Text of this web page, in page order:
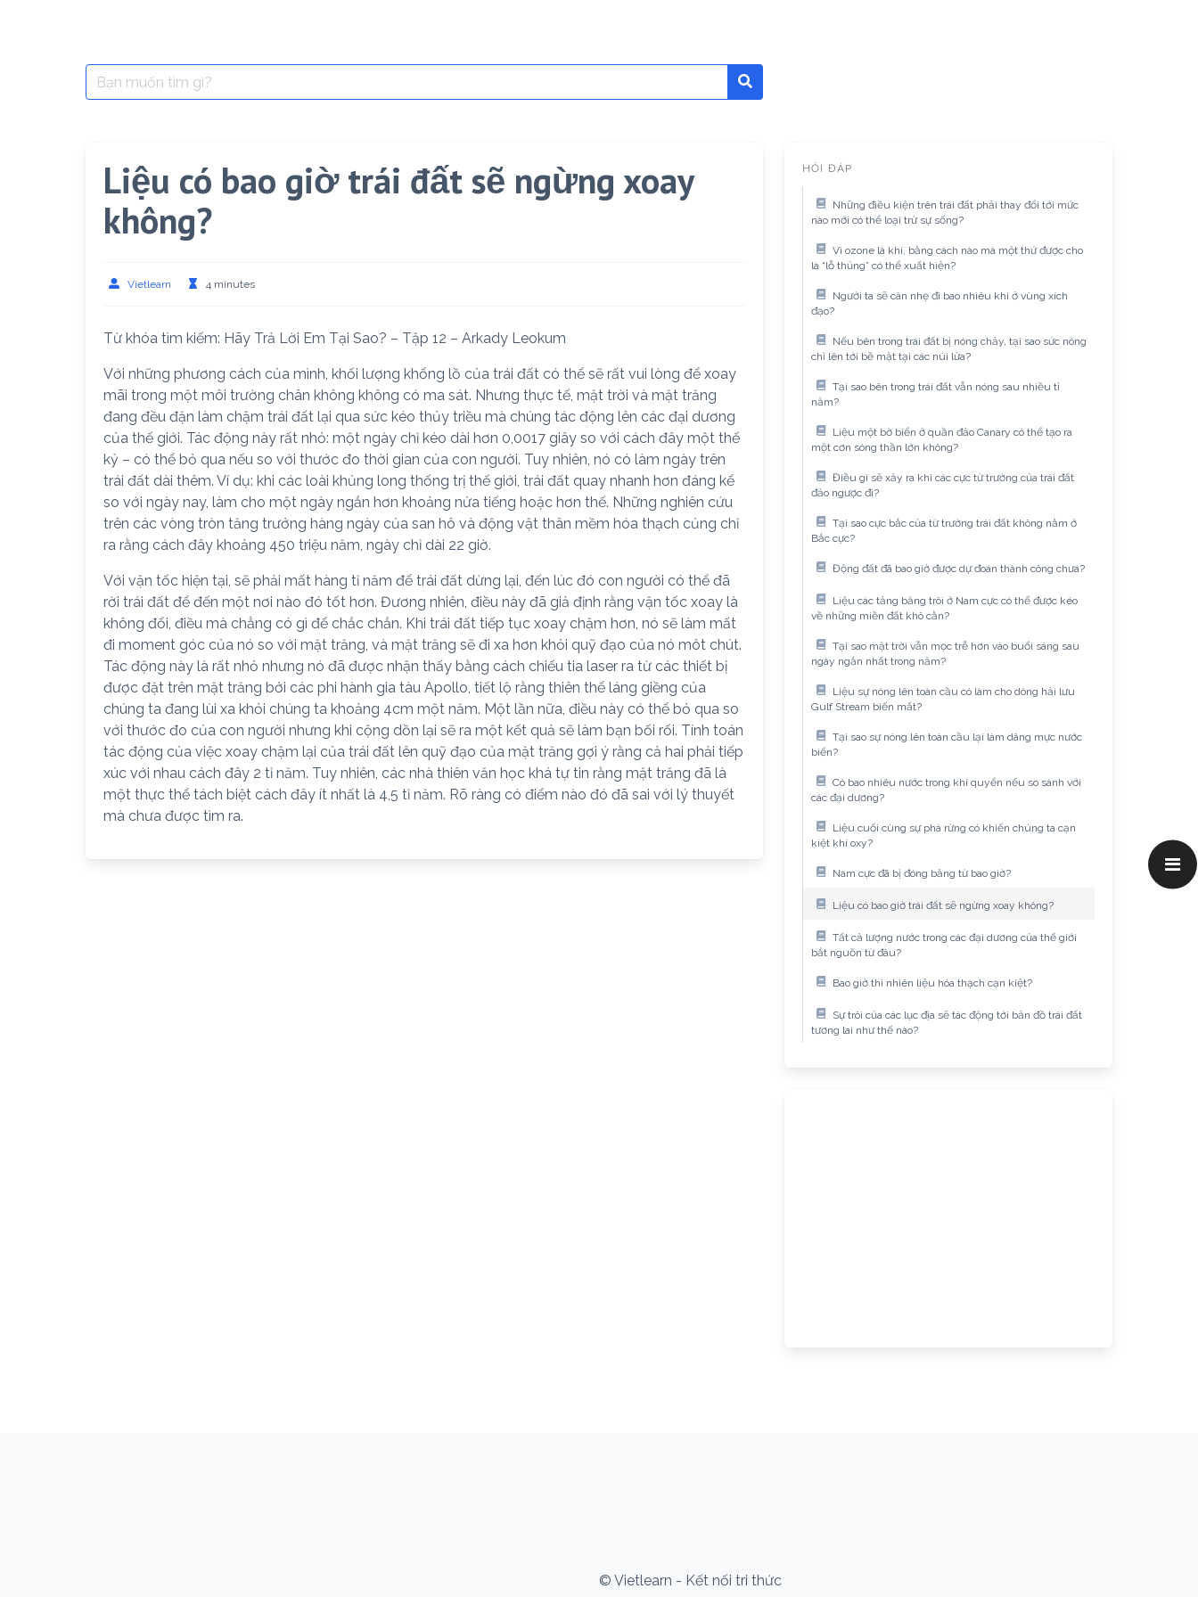
Search
for:
Liệu có bao giờ trái đất sẽ ngừng xoay
không?
Vietlearn 4 minutes
Từ khóa tìm kiếm: Hãy Trả Lời Em Tại Sao? – Tập 12 – Arkady Leokum
Với những phương cách của mình, khối lượng khổng lồ của trái đất có thể sẽ rất vui lòng để xoay
mãi trong một môi trường chân không không có ma sát. Nhưng thực tế, mặt trời và mặt trăng
đang đều đặn làm chậm trái đất lại qua sức kéo thủy triều mà chúng tác động lên các đại dương
của thế giới. Tác động này rất nhỏ: một ngày chỉ kéo dài hơn 0,0017 giây so với cách đây một thế
kỷ – có thể bỏ qua nếu so với thước đo thời gian của con người. Tuy nhiên, nó có làm ngày trên
trái đất dài thêm. Ví dụ: khi các loài khủng long thống trị thế giới, trái đất quay nhanh hơn đáng kể
so với ngày nay, làm cho một ngày ngắn hơn khoảng nửa tiếng hoặc hơn thế. Những nghiên cứu
trên các vòng tròn tăng trưởng hàng ngày của san hô và động vật thân mềm hóa thạch củng chỉ
ra rằng cách đây khoảng 450 triệu năm, ngày chỉ dài 22 giờ.
Với vận tốc hiện tại, sẽ phải mất hàng tỉ năm để trái đất dừng lại, đến lúc đó con người có thể đã
rời trái đất để đến một nơi nào đó tốt hơn. Đương nhiên, điều này đã giả định rằng vận tốc xoay là
không đổi, điều mà chẳng có gì để chắc chắn. Khi trái đất tiếp tục xoay chậm hơn, nó sẽ làm mất
đi moment góc của nó so với mặt trăng, và mặt trăng sẽ đi xa hơn khỏi quỹ đạo của nó môt chút.
Tác động này là rất nhỏ nhưng nó đã được nhận thấy bằng cách chiếu tia laser ra từ các thiết bị
được đặt trên mặt trăng bởi các phi hành gia tàu Apollo, tiết lộ rằng thiên thể láng giềng của
chúng ta đang lùi xa khỏi chúng ta khoảng 4cm một năm. Một lần nữa, điều này có thể bỏ qua so
với thước đo của con người nhưng khi cộng dồn lại sẽ ra một kết quả sẽ làm bạn bối rối. Tính toán
tác động của việc xoay chậm lại của trái đất lên quỹ đạo của mặt trăng gợi ý rằng cả hai phải tiếp
xúc với nhau cách đây 2 tỉ năm. Tuy nhiên, các nhà thiên văn học khá tự tin rằng mặt trăng đã là
một thực thể tách biệt cách đây ít nhất là 4,5 tỉ năm. Rõ ràng có điểm nào đó đã sai với lý thuyết
mà chưa được tìm ra.
HỎI ĐÁP
Những điều kiện trên trái đất phải thay đổi tới mức
nào mới có thể loại trừ sự sống?
Vì ozone là khí, bằng cách nào mà một thứ được cho
là “lỗ thủng” có thể xuất hiện?
Người ta sẽ cân nhẹ đi bao nhiêu khi ở vùng xích
đạo?
Nếu bên trong trái đất bị nóng chảy, tại sao sức nóng
chỉ lên tới bề mặt tại các núi lửa?
Tại sao bên trong trái đất vẫn nóng sau nhiều tỉ
năm?
Liệu một bờ biển ở quần đảo Canary có thể tạo ra
một cơn sóng thần lớn không?
Điều gì sẽ xảy ra khi các cực từ trường của trái đất
đảo ngược đi?
Tại sao cực bắc của từ trường trái đất không nằm ở
Bắc cực?
Động đất đã bao giờ được dự đoán thành công chưa?
Liệu các tảng băng trôi ở Nam cực có thể được kéo
về những miền đất khô cằn?
Tại sao mặt trời vẫn mọc trễ hơn vào buổi sáng sau
ngày ngắn nhất trong năm?
Liệu sự nóng lên toàn cầu có làm cho dòng hải lưu
Gulf Stream biến mất?
Tại sao sự nóng lên toàn cầu lại làm dâng mực nước
biển?
Có bao nhiêu nước trong khí quyển nếu so sánh với
các đại dương?
Liệu cuối cùng sự phá rừng có khiến chúng ta cạn
kiệt khí oxy?
Nam cực đã bị đóng băng từ bao giờ?
Liệu có bao giờ trái đất sẽ ngừng xoay không?
Tất cả lượng nước trong các đại dương của thế giới
bắt nguồn từ đâu?
Bao giờ thì nhiên liệu hóa thạch cạn kiệt?
Sự trôi của các lục địa sẽ tác động tới bản đồ trái đất
tương lai như thế nào?
© Vietlearn - Kết nối tri thức